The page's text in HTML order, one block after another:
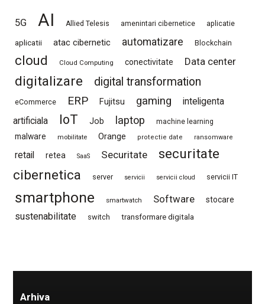
5G AI Allied Telesis amenintari cibernetice aplicatie
aplicatii atac cibernetic automatizare Blockchain
cloud Cloud Computing conectivitate Data center
digitalizare digital transformation
eCommerce ERP Fujitsu gaming
inteligenta
artificiala
IoT Job laptop machine learning
malware mobilitate Orange protectie date ransomware
retail retea SaaS Securitate
securitate
cibernetica
server servicii servicii cloud servicii IT
smartphone smartwatch Software stocare
sustenabilitate switch transformare digitala
Arhiva